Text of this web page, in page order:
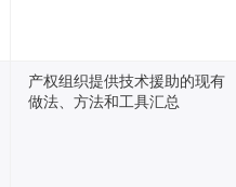
产权组织提供技术援助的现有
做法、方法和工具汇总